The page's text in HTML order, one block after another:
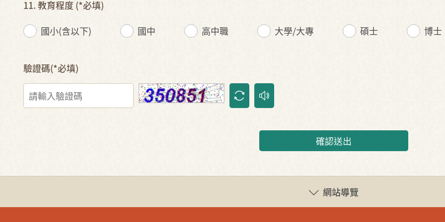
11. 教育程度 (*必填)
國小(含以下)
國中 高中職 大學/大專 碩士 博士
驗證碼(*必填)
確認送出
網站導覽